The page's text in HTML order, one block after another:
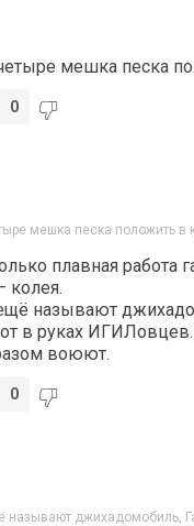
мешка песка
0
мешка песка положить в
плавная работа
колея.
называют
в руках
воюют.
0
называют джихадомобиль,